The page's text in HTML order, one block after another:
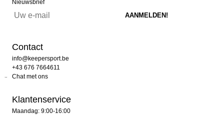
Nieuwsbrief
Contact
info@keepersport.be
+43 676 7664611
Chat met ons
Klantenservice
Maandag: 9:00-16:00